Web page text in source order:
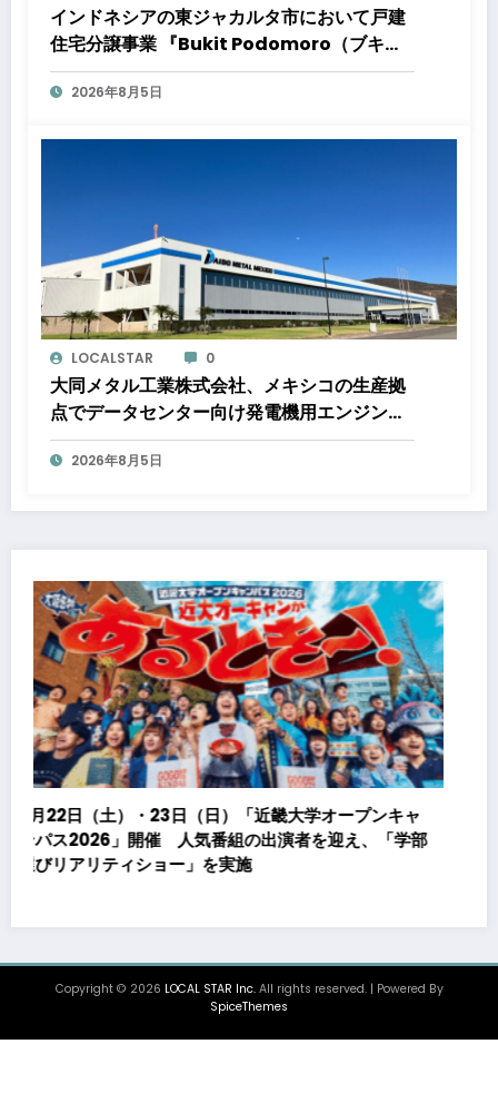
インドネシアの東ジャカルタ市において戸建
住宅分譲事業 『Bukit Podomoro（ブキッ
ト ポドモロ）』に参画しますタウンハウスと
ショップハウスを合わせた総戸数432戸のプ
2026年8月5日
LOCALSTAR 0
大同メタル工業株式会社、メキシコの生産拠
点でデータセンター向け発電機用エンジン軸
受の生産能力増強投資を決定 ～北米顧客と
の生産コミットメント契約締結に基づく40億
2026年8月5日
アセンテック、SonicWall社「Cloud Secure Edge
(CSE)」と「リモートPCアレイ」の製品連携を発表
SpiceThemes